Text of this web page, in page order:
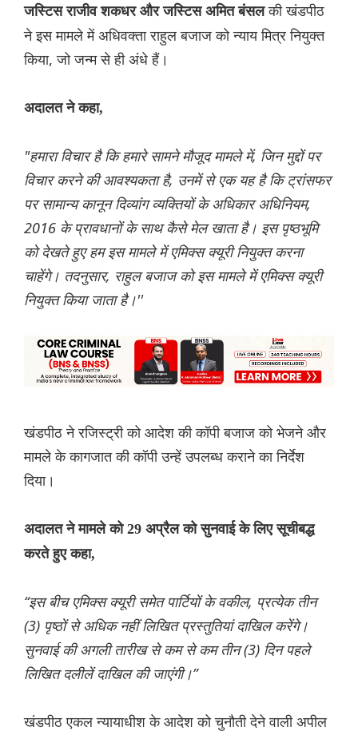
जस्टिस राजीव शकधर और जस्टिस अमित बंसलकी खंडपीठ
ने इस मामले में अधिवक्ता राहुल बजाज को न्याय मित्र नियुक्त
किया, जो जन्म से ही अंधे हैं।
अदालत ने कहा,
"हमारा विचार है कि हमारे सामने मौजूद मामले में, जिन मुद्दों पर
विचार करने की आवश्यकता है, उनमें से एक यह है कि ट्रांसफर
पर सामान्य कानून दिव्यांग व्यक्तियों के अधिकार अधिनियम,
2016 के प्रावधानों के साथ कैसे मेल खाता है। इस पृष्ठभूमि
को देखते हुए हम इस मामले में एमिक्स क्यूरी नियुक्त करना
चाहेंगे। तदनुसार, राहुल बजाज को इस मामले में एमिक्स क्यूरी
नियुक्त किया जाता है।''
खंडपीठ ने रजिस्ट्री को आदेश की कॉपी बजाज को भेजने और
मामले के कागजात की कॉपी उन्हें उपलब्ध कराने का निर्देश
दिया।
अदालत ने मामले को 29 अप्रैल को सुनवाई के लिए सूचीबद्ध
करते हुए कहा,
“इस बीच एमिक्स क्यूरी समेत पार्टियों के वकील, प्रत्येक तीन
(3) पृष्ठों से अधिक नहीं लिखित प्रस्तुतियां दाखिल करेंगे।
सुनवाई की अगली तारीख से कम से कम तीन (3) दिन पहले
लिखित दलीलें दाखिल की जाएंगी।”
खंडपीठ एकल न्यायाधीश के आदेश को चुनौती देने वाली अपील